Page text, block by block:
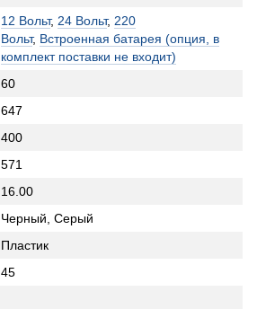
12 Вольт, 24 Вольт, 220
Вольт, Встроенная батарея (опция, в
комплект поставки не входит)
60
647
400
571
16.00
Черный, Серый
Пластик
45